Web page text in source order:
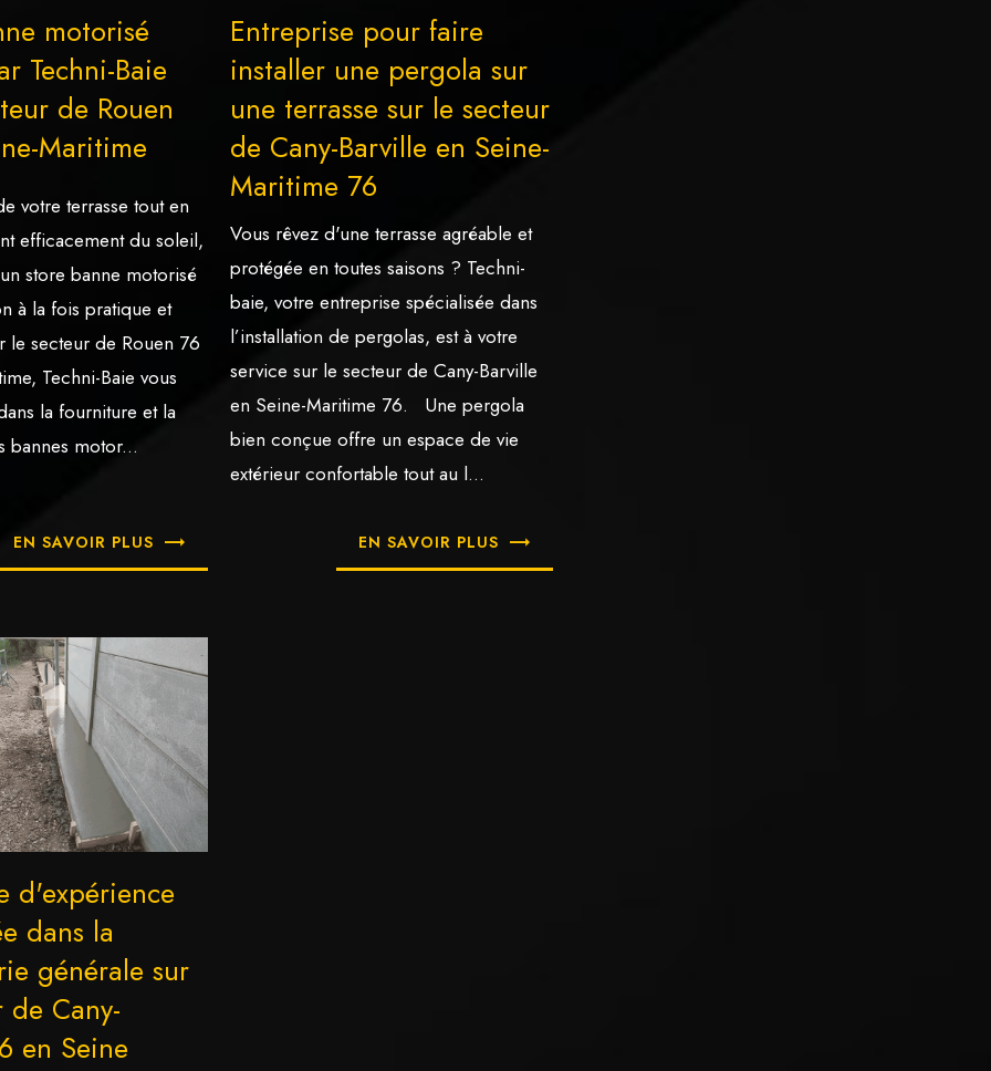
motorisé
Techni-Baie
de Rouen
Maritime
votre terrasse tout en
efficacement du soleil,
store banne motorisé
à la fois pratique et
le secteur de Rouen 76
Techni-Baie vous
la fourniture et la
bannes motor...
EN SAVOIR PLUS
Entreprise pour faire
installer une pergola sur
une terrasse sur le secteur
de Cany-Barville en Seine-
Maritime 76
Vous rêvez d'une terrasse agréable et
protégée en toutes saisons ? Techni-
baie, votre entreprise spécialisée dans
l’installation de pergolas, est à votre
service sur le secteur de Cany-Barville
en Seine-Maritime 76. Une pergola
bien conçue offre un espace de vie
extérieur confortable tout au l...
EN SAVOIR PLUS
d'expérience
dans la
générale sur
de Cany-
en Seine